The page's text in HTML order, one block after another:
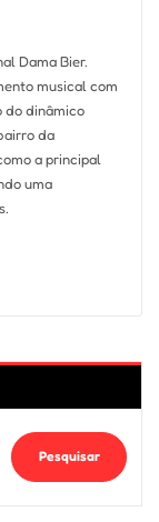
Dama Bier.
musical com
do dinâmico
da
a principal
uma
Pesquisar